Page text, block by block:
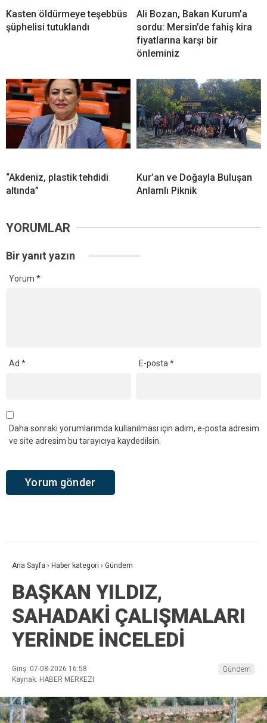
Kasten öldürmeye teşebbüs
şüphelisi tutuklandı
Ali Bozan, Bakan Kurum’a
sordu: Mersin’de fahiş kira
fiyatlarına karşı bir
önleminiz
“Akdeniz, plastik tehdidi
altında”
Kur’an ve Doğayla Buluşan
Anlamlı Piknik
YORUMLAR
Bir yanıt yazın
Yorum *
Ad * E-posta*
Daha sonraki yorumlarımda kullanılması için adım, e-posta adresim
ve site adresim bu tarayıcıya kaydedilsin.
Ana Sayfa › Haber kategori › Gündem
BAŞKAN YILDIZ,
SAHADAKİ ÇALIŞMALARI
YERİNDE İNCELEDİ
Giriş: 07-08-2026 16:58
Kaynak: HABER MERKEZI
Gündem